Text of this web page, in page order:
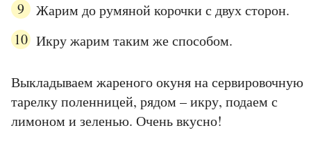
Жарим до румяной корочки с двух сторон.
Икру жарим таким же способом.
Выкладываем жареного окуня на сервировочную
тарелку поленницей, рядом – икру, подаем с
лимоном и зеленью. Очень вкусно!